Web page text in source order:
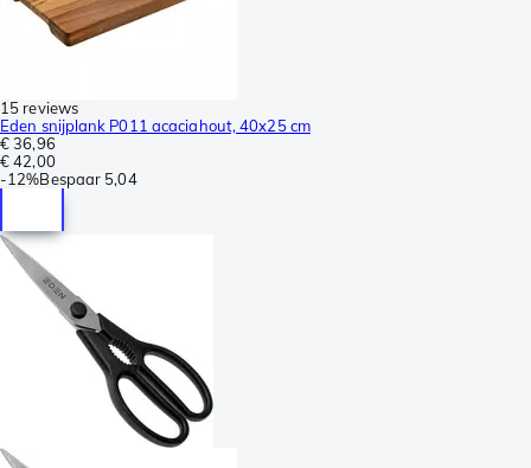
15 reviews
Eden snijplank P011 acaciahout, 40x25 cm
€ 36,96
€ 42,00
-12%Bespaar 5,04